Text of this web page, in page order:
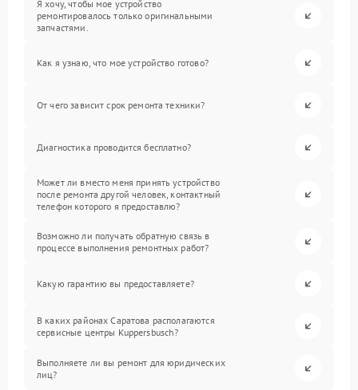
Я хочу, чтобы мое устройство
ремонтировалось только оригинальными
запчастями.
Как я узнаю, что мое устройство готово?
От чего зависит срок ремонта техники?
Диагностика проводится бесплатно?
Может ли вместо меня принять устройство
после ремонта другой человек, контактный
телефон которого я предоставлю?
Возможно ли получать обратную связь в
процессе выполнения ремонтных работ?
Какую гарантию вы предоставляете?
В каких районах Саратова располагаются
сервисные центры Kuppersbusch?
Выполняете ли вы ремонт для юридических
лиц?